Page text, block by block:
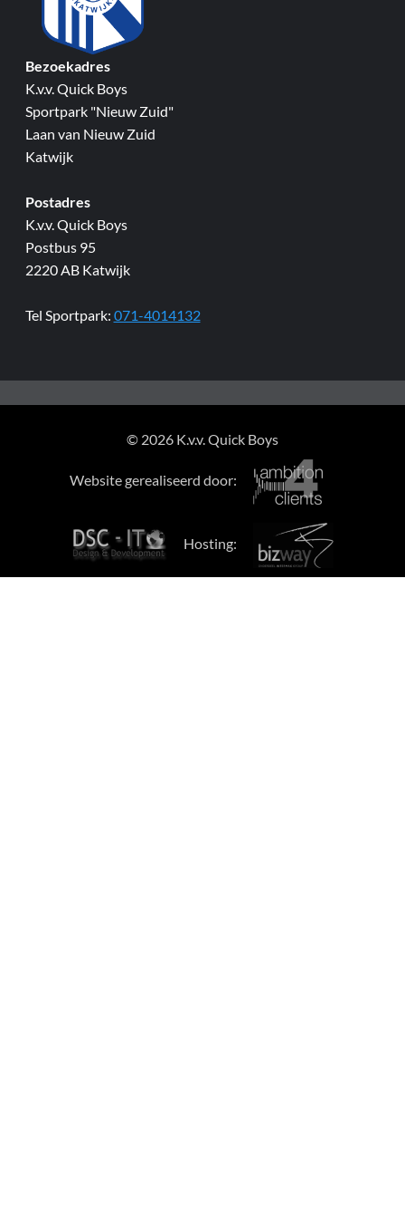
Bezoekadres
K.v.v. Quick Boys
Sportpark "Nieuw Zuid"
Laan van Nieuw Zuid
Katwijk
Postadres
K.v.v. Quick Boys
Postbus 95
2220 AB Katwijk
Tel Sportpark: 071-4014132
© 2026 K.v.v. Quick Boys
Website gerealiseerd door:
Hosting: